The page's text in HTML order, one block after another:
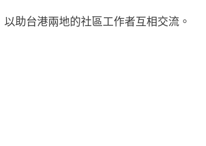
助台港兩地的社區工作者互相交流。